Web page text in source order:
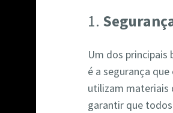
1.
Um dos principais
é a segurança
utilizam materiais
garantir que